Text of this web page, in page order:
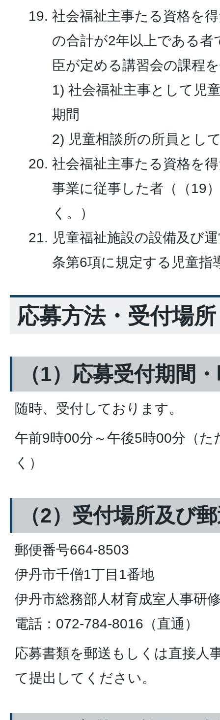
社会福祉主事たる資格を
の合計が2年以上である者
臣が定める講習会の課程
1) 社会福祉主事として児
期間
2) 児童相談所の所員とし
社会福祉主事たる資格を
事業に従事した者（（19
く。）
児童福祉施設の設備及び
条第6項に規定する児童指
応募方法・受付場所
（1）応募受付期間
随時、受付しております。
午前9時00分～午後5時00分（た
く）
（2）受付場所及び
郵便番号664-8503
伊丹市千僧1丁目1番地
伊丹市総務部人材育成室人事研
電話：072-784-8016（直通）
応募書類を郵送もしくは直接人
て提出してください。